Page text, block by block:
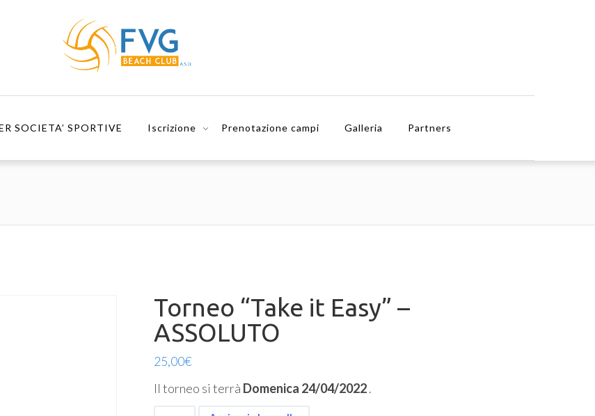
SOCIETA’ SPORTIVE Iscrizione Prenotazione campi Galleria Partners
Torneo “Take it Easy” –
ASSOLUTO
25,00€
Il torneo si terrà Domenica 24/04/2022.